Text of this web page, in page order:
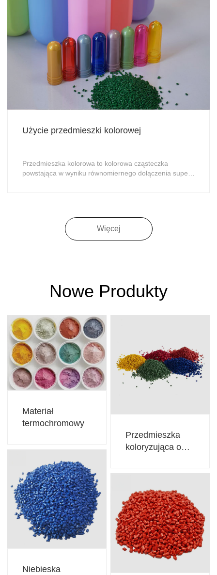
Użycie przedmieszki kolorowej
Przedmieszka kolorowa to kolorowa cząsteczka
powstająca w wyniku równomiernego dołączenia super
Więcej
Nowe Produkty
Materiał
termochromowy
Przedmieszka
koloryzująca o
Niebieska